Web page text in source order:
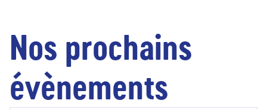
Nos prochains
évènements